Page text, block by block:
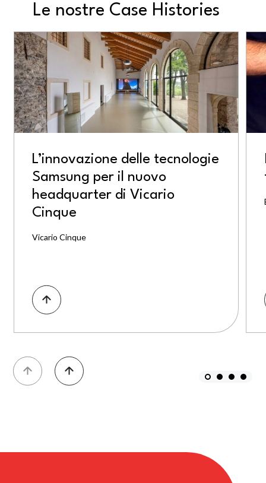
Le nostre Case Histories
L’innovazione delle tecnologie
Samsung per il nuovo
headquarter di Vicario
Cinque
Vicario Cinque